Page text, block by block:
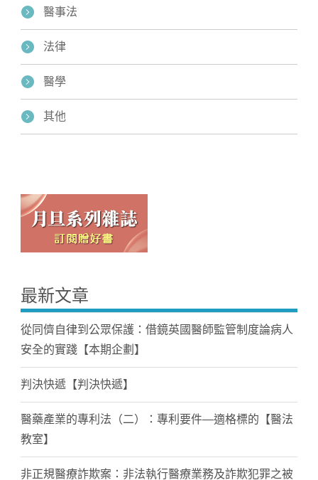
醫事法
法律
醫學
其他
最新文章
從同儕自律到公眾保護：借鏡英國醫師監管制度論病人
安全的實踐【本期企劃】
判決快遞【判決快遞】
醫藥產業的專利法（二）：專利要件—適格標的【醫法
教室】
非正規醫療詐欺案：非法執行醫療業務及詐欺犯罪之被